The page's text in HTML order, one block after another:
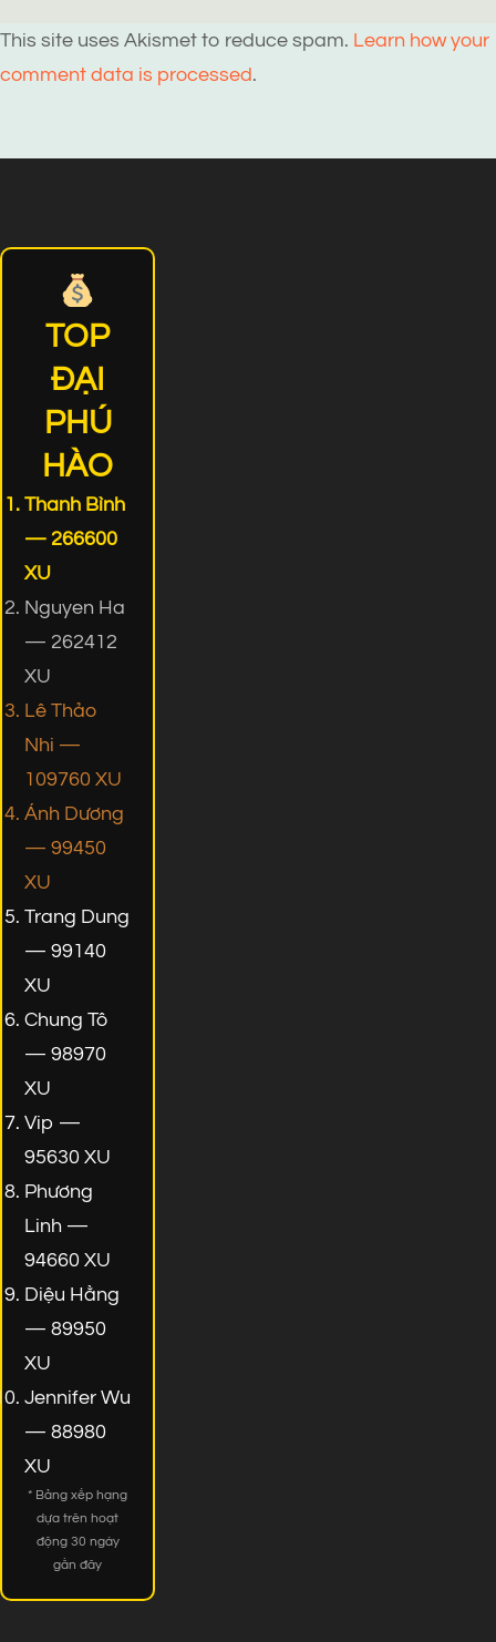
This site uses Akismet to reduce spam. Learn how your
comment data is processed.
TOP
ĐẠI
PHÚ
HÀO
Thanh Bình
— 266600
XU
Nguyen Ha
— 262412
XU
Lê Thảo
Nhi —
109760 XU
Ánh Dương
— 99450
XU
Trang Dung
— 99140
XU
Chung Tô
— 98970
XU
Vip —
95630 XU
Phương
Linh —
94660 XU
Diệu Hằng
— 89950
XU
Jennifer Wu
— 88980
XU
* Bảng xếp hạng
dựa trên hoạt
động 30 ngày
gần đây